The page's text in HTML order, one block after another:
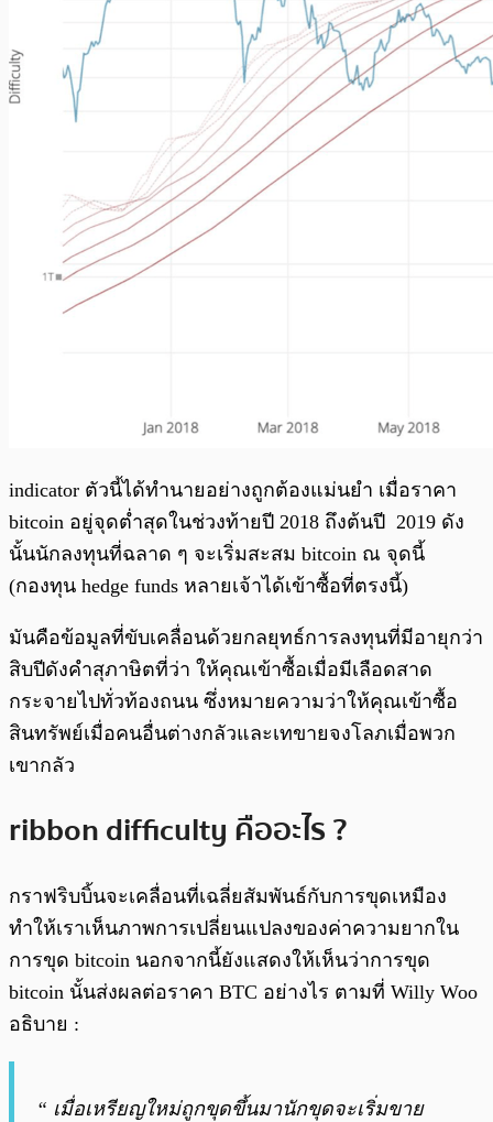
indicator ตัวนี้ได้ทำนายอย่างถูกต้องแม่นยำ เมื่อราคา
bitcoin อยู่จุดต่ำสุดในช่วงท้ายปี 2018 ถึงต้นปี 2019 ดัง
นั้นนักลงทุนที่ฉลาด ๆ จะเริ่มสะสม bitcoin ณ จุดนี้
(กองทุน hedge funds หลายเจ้าได้เข้าซื้อที่ตรงนี้)
มันคือข้อมูลที่ขับเคลื่อนด้วยกลยุทธ์การลงทุนที่มีอายุกว่า
สิบปีดังคำสุภาษิตที่ว่า ให้คุณเข้าซื้อเมื่อมีเลือดสาด
กระจายไปทั่วท้องถนน ซึ่งหมายความว่าให้คุณเข้าซื้อ
สินทรัพย์เมื่อคนอื่นต่างกลัวและเทขายจงโลภเมื่อพวก
เขากลัว
ribbon difficulty คืออะไร ?
กราฟริบบิ้นจะเคลื่อนที่เฉลี่ยสัมพันธ์กับการขุดเหมือง
ทำให้เราเห็นภาพการเปลี่ยนแปลงของค่าความยากใน
การขุด bitcoin นอกจากนี้ยังแสดงให้เห็นว่าการขุด
bitcoin นั้นส่งผลต่อราคา BTC อย่างไร ตามที่ Willy Woo
อธิบาย :
“ เมื่อเหรียญใหม่ถูกขุดขึ้นมานักขุดจะเริ่มขาย